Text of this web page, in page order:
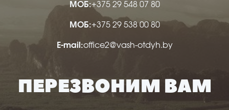
МОБ:+375 29 548 07 80
МОБ:+375 29 538 00 80
Е-mail:office2@vash-otdyh.by
ПЕРЕЗВОНИМ ВАМ